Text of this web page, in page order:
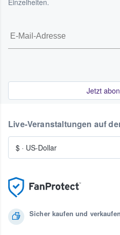
Jetzt
Sicher kaufen und verkaufen
Live-Veranstaltungen auf
$ · US-Dollar